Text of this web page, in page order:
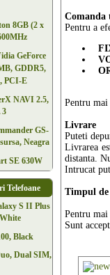
8GB (2 x
GeForce
GDDR5,
PCI-E
NAVI 2.5,
3
GS-
Neagra
SE 630W
Telefoane
S II Plus
Black
Dual SIM,
Comanda
Pentru a
Pentru
Livrare
Puteti
Livrarea
distanta.
Intrucat
Timpul
Pentru
Sunt